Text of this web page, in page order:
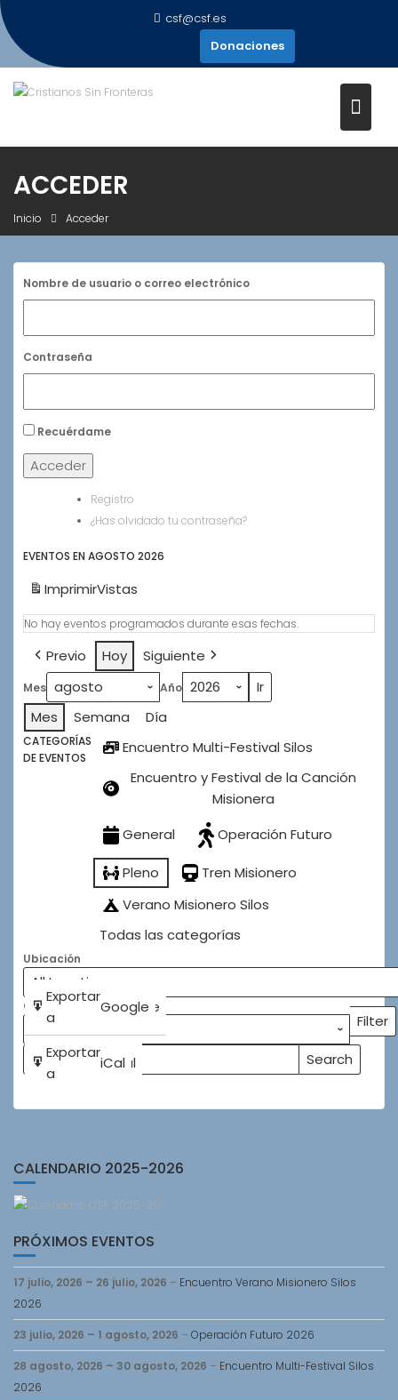
Saltar
al
contenido
csf@csf.es
Donaciones
ACCEDER
Inicio Acceder
Nombre de usuario o correo electrónico
Contraseña
Recuérdame
Acceder
Registro
¿Has olvidado tu contraseña?
EVENTOS EN AGOSTO 2026
ImprimirVistas
No hay eventos programados durante esas fechas.
Previo Hoy Siguiente
Mes Año
Mes Semana Día
CATEGORÍAS
DE EVENTOS
Encuentro Multi-Festival Silos
Encuentro y Festival de la Canción
Misionera
General
Operación Futuro
Pleno
Tren Misionero
Verano Misionero Silos
Todas las categorías
Subscribe
in
Google
Subscribe
in
iCal
Exportar
a
Google
Exportar
a
iCal
Ubicación
Categorías
Filter
Buscar
Search
Events
CALENDARIO 2025-2026
PRÓXIMOS EVENTOS
17 julio, 2026 – 26 julio, 2026 – Encuentro Verano Misionero Silos
2026
23 julio, 2026 – 1 agosto, 2026 – Operación Futuro 2026
28 agosto, 2026 – 30 agosto, 2026 – Encuentro Multi-Festival Silos
2026